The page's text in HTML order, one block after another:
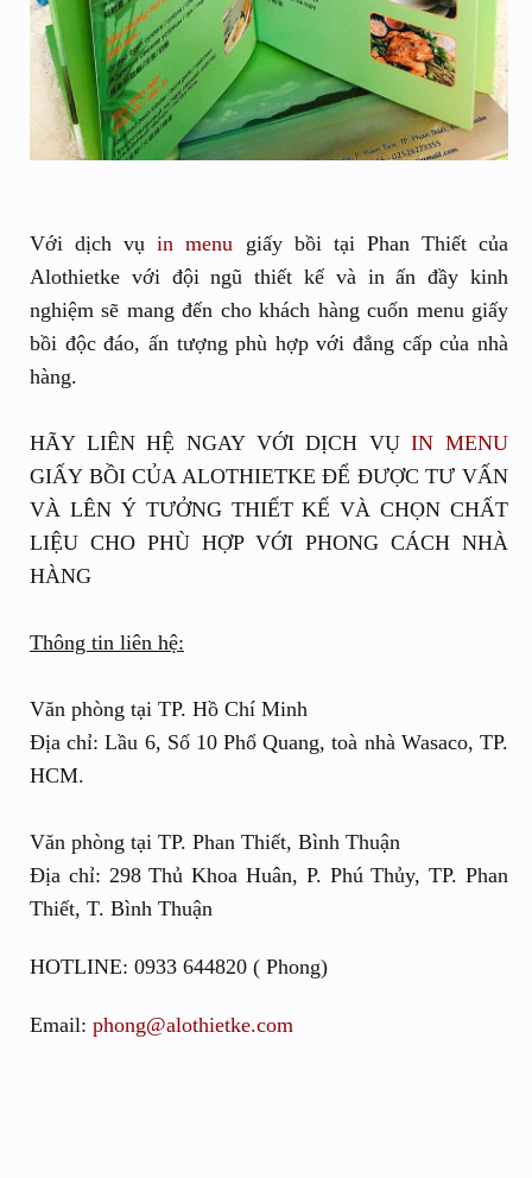
Với dịch vụin menu giấy bồi tại Phan Thiết của
Alothietke với đội ngũ thiết kế và in ấn đầy kinh
nghiệm sẽ mang đến cho khách hàng cuốn menu giấy
bồi độc đáo, ấn tượng phù hợp với đẳng cấp của nhà
hàng.
HÃY LIÊN HỆ NGAY VỚI DỊCH VỤIN MENU
GIẤY BỒI CỦA ALOTHIETKE ĐỂ ĐƯỢC TƯ VẤN
VÀ LÊN Ý TƯỞNG THIẾT KẾ VÀ CHỌN CHẤT
LIỆU CHO PHÙ HỢP VỚI PHONG CÁCH NHÀ
HÀNG
Thông tin liên hệ:
Văn phòng tại TP. Hồ Chí Minh
Địa chỉ: Lầu 6, Số 10 Phổ Quang, toà nhà Wasaco, TP.
HCM.
Văn phòng tại TP. Phan Thiết, Bình Thuận
Địa chỉ: 298 Thủ Khoa Huân, P. Phú Thủy, TP. Phan
Thiết, T. Bình Thuận
HOTLINE: 0933 644820 ( Phong)
Email: phong@alothietke.com